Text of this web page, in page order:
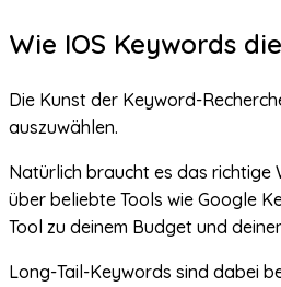
Wie IOS Keywords
Die Kunst der Keyword-
auszuwählen.
Natürlich braucht es das richtige
über beliebte Tools wie Google
Tool zu deinem Budget und
Long-Tail-Keywords sind dabei